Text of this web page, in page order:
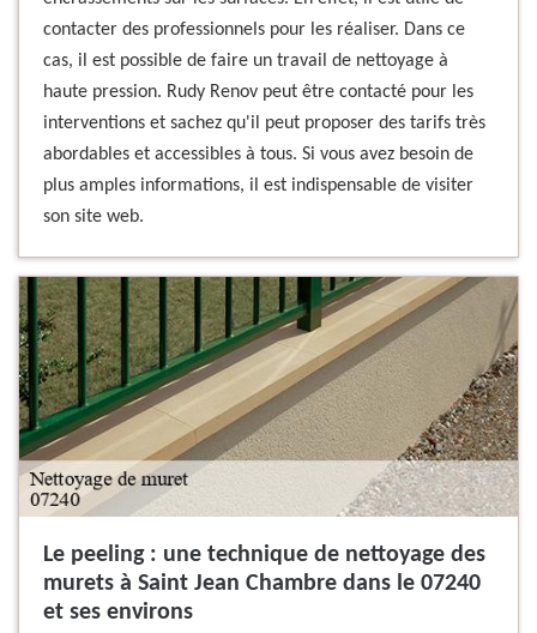
contacter des professionnels pour les réaliser. Dans ce
cas, il est possible de faire un travail de nettoyage à
haute pression. Rudy Renov peut être contacté pour les
interventions et sachez qu'il peut proposer des tarifs très
abordables et accessibles à tous. Si vous avez besoin de
plus amples informations, il est indispensable de visiter
son site web.
Le peeling : une technique de nettoyage des
murets à Saint Jean Chambre dans le 07240
et ses environs